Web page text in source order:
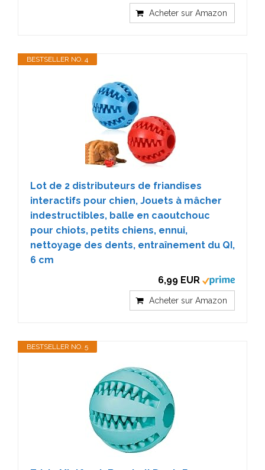
Acheter sur Amazon
BESTSELLER NO. 4
Lot de 2 distributeurs de friandises
interactifs pour chien, Jouets à mâcher
indestructibles, balle en caoutchouc
pour chiots, petits chiens, ennui,
nettoyage des dents, entraînement du QI,
6 cm
6,99 EUR
Acheter sur Amazon
BESTSELLER NO. 5